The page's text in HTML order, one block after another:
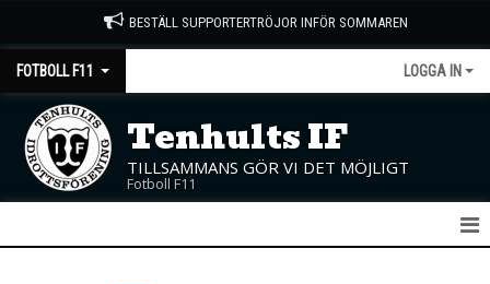
BESTÄLL SUPPORTERTRÖJOR INFÖR SOMMAREN
FOTBOLL F11 LOGGA IN
Tenhults IF
TILLSAMMANS GÖR VI DET MÖJLIGT
Fotboll F11